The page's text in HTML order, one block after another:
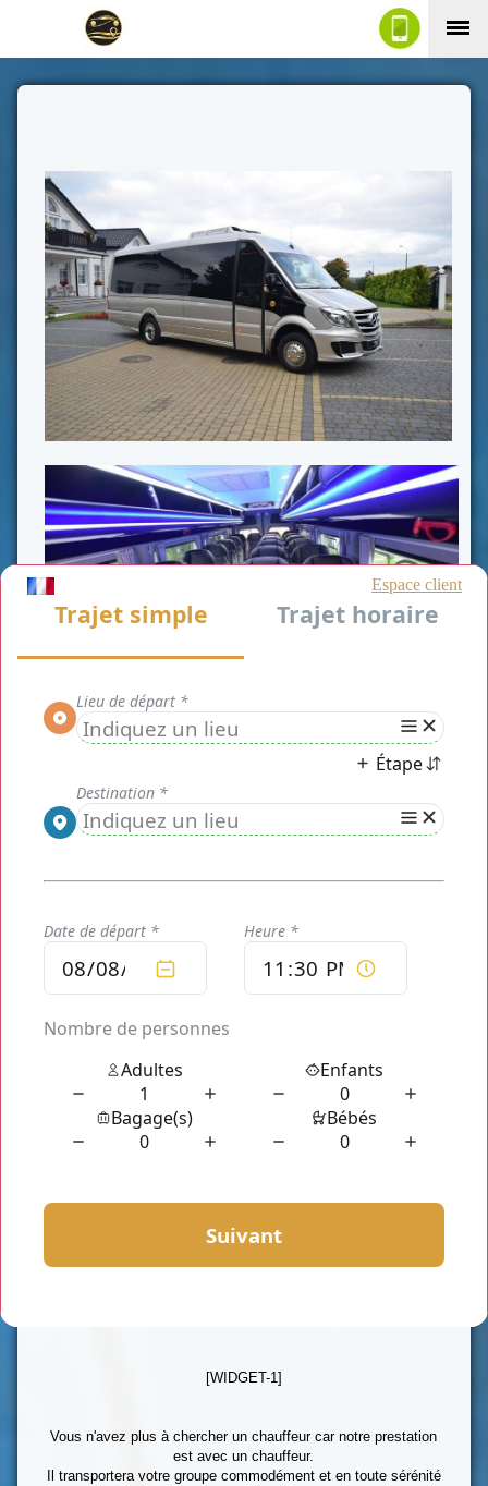
Antony minibus
Pour un déplacement en famille ou entre amis, pour une
activité sportive ou culturelle, un séminaire d’entreprise, un
événement corporatif, un groupe de touristes, navettes pour
Pour assurer ces types de déplacement, vous êtes à la
recherche d'un service de location de minibus de 21 places?
Chauffeur privé Paris
est la solution qui correspondra à vos
besoins. Nous avons des véhicules pouvant accueillir
confortablement jusqu'à 21 passagers.
confortables et équipés vous permettant de profiter de vos
Chauffeur Privé Paris
est aussi spécialisé dans la location de
[WIDGET-1]
Vous n'avez plus à chercher un chauffeur car notre prestation
est avec un chauffeur.
Il transportera votre groupe commodément et en toute sérénité